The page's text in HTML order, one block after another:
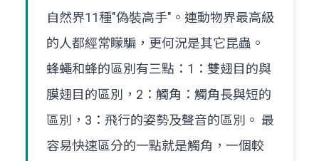
自然界11種"偽裝高手"。連動物界最高級
的人都經常矇騙，更何況是其它昆蟲。
蜂蠅和蜂的區別有三點：1：雙翅目的與
膜翅目的區別，2：觸角：觸角長與短的
區別，3：飛行的姿勢及聲音的區別。 最
容易快速區分的一點就是觸角，一個較